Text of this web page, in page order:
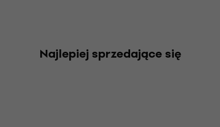
Najlepiej sprzedające się